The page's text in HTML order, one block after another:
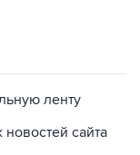
ленту
сайта